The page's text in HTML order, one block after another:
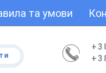
та умови